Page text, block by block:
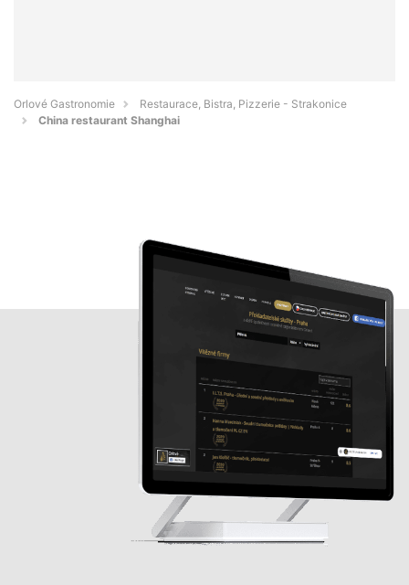
Orlové Gastronomie
Restaurace, Bistra, Pizzerie - Strakonice
China restaurant Shanghai